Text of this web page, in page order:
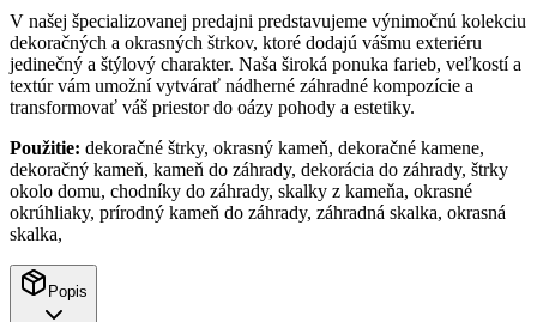
V našej špecializovanej predajni predstavujeme výnimočnú kolekciu
dekoračných a okrasných štrkov, ktoré dodajú vášmu exteriéru
jedinečný a štýlový charakter. Naša široká ponuka farieb, veľkostí a
textúr vám umožní vytvárať nádherné záhradné kompozície a
transformovať váš priestor do oázy pohody a estetiky.
Použitie: dekoračné štrky, okrasný kameň, dekoračné kamene,
dekoračný kameň, kameň do záhrady, dekorácia do záhrady, štrky
okolo domu, chodníky do záhrady, skalky z kameňa, okrasné
okrúhliaky, prírodný kameň do záhrady, záhradná skalka, okrasná
skalka,
Popis